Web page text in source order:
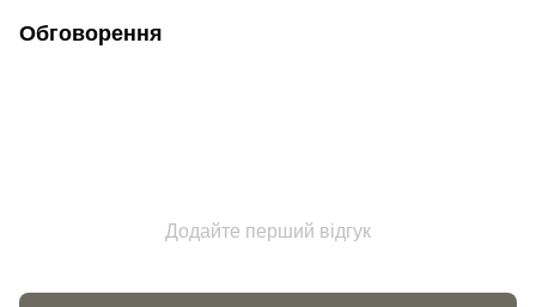
Обговорення
Додайте перший відгук